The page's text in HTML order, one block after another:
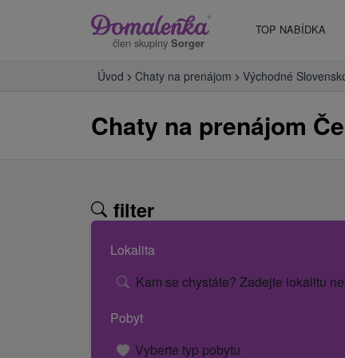
člen skupiny Sorger
TOP NABÍDKA
Úvod Chaty na prenájom Východné
Chaty na prenájom
filter
Lokalita
Kam se chystáte? Zadejte lokalitu
Pobyt
Vyberte typ pobytu